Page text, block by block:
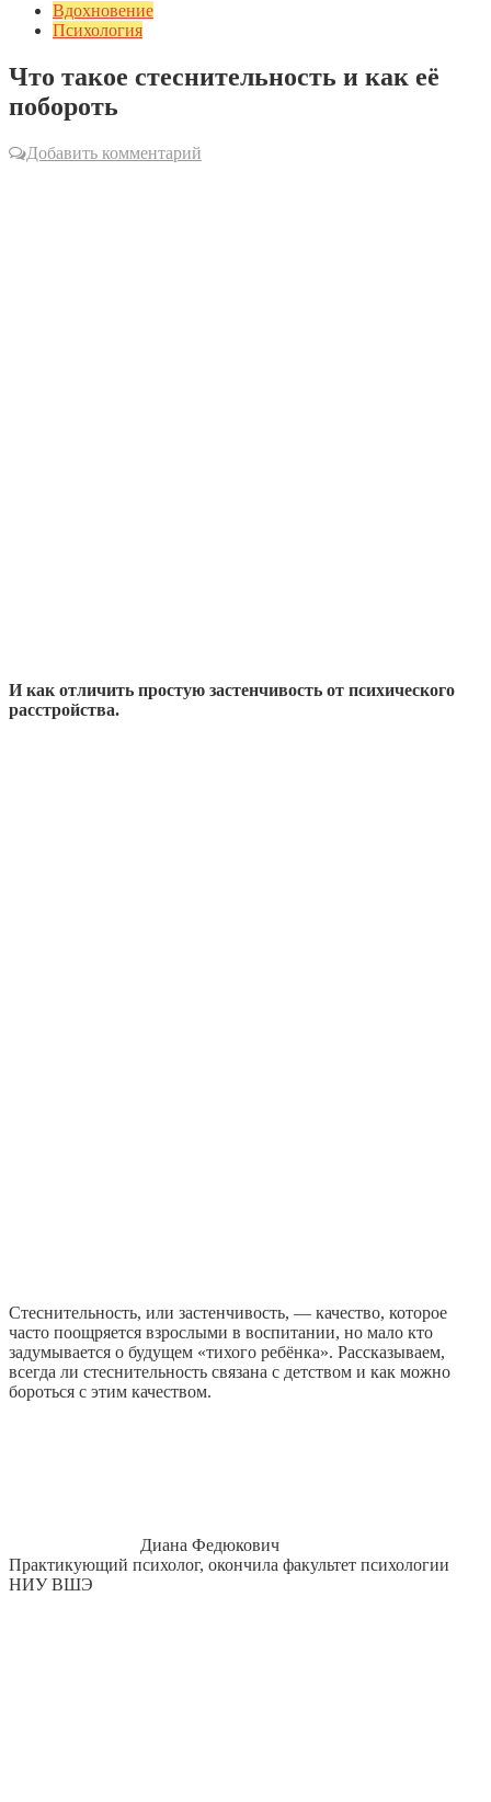
Вдохновение
Психология
Что такое стеснительность и как её
побороть
Добавить комментарий
И как отличить простую застенчивость от психического
расстройства.
Стеснительность, или застенчивость, — качество, которое
часто поощряется взрослыми в воспитании, но мало кто
задумывается о будущем «тихого ребёнка». Рассказываем,
всегда ли стеснительность связана с детством и как можно
бороться с этим качеством.
Диана Федюкович
Практикующий психолог, окончила факультет психологии
НИУ ВШЭ